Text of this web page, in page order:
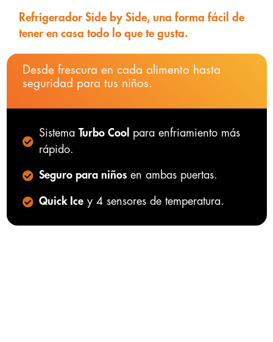
Refrigerador Side by Side, una forma fácil de
tener en casa todo lo que te gusta.
Desde frescura en cada alimento hasta
seguridad para tus niños.
SistemaTurbo Cool
para enfriamiento más
rápido.
Seguro para niños en ambas puertas.
Quick Ice y 4 sensores de temperatura.